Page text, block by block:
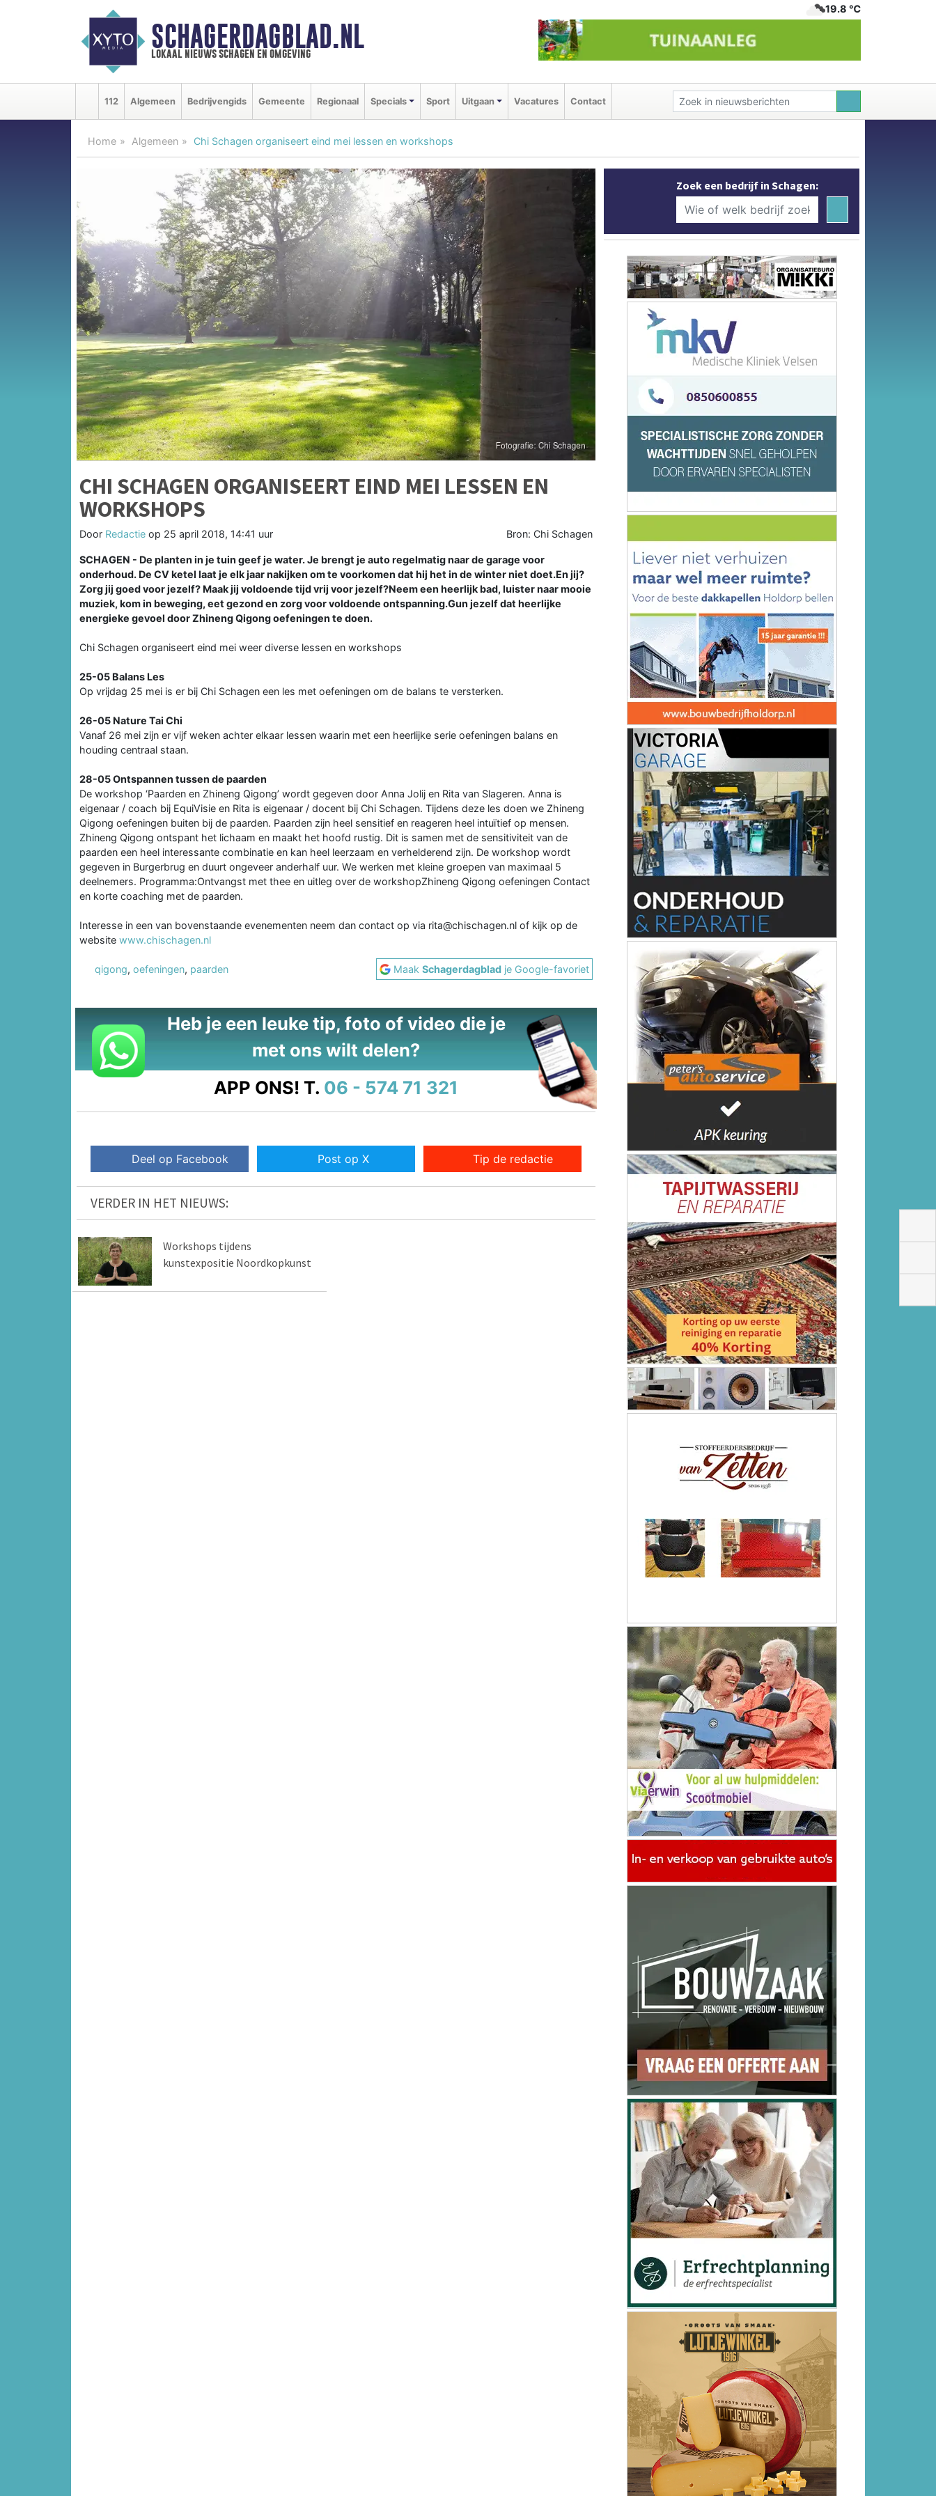
SCHAGERDAGBLAD.NL
lokaal nieuws schagen en omgeving
19.8 ℃
112 Algemeen Bedrijvengids Gemeente Regionaal Specials Sport Uitgaan Vacatures Contact
Home Algemeen Chi Schagen organiseert eind mei lessen en workshops
CHI SCHAGEN ORGANISEERT EIND MEI LESSEN EN
WORKSHOPS
Door Redactie op 25 april 2018, 14:41 uur Bron: Chi Schagen
SCHAGEN - De planten in je tuin geef je water. Je brengt je auto regelmatig naar de garage voor
onderhoud. De CV ketel laat je elk jaar nakijken om te voorkomen dat hij het in de winter niet doet.En jij?
Zorg jij goed voor jezelf? Maak jij voldoende tijd vrij voor jezelf?Neem een heerlijk bad, luister naar mooie
muziek, kom in beweging, eet gezond en zorg voor voldoende ontspanning.Gun jezelf dat heerlijke
energieke gevoel door Zhineng Qigong oefeningen te doen.
Chi Schagen organiseert eind mei weer diverse lessen en workshops
25-05 Balans Les
Op vrijdag 25 mei is er bij Chi Schagen een les met oefeningen om de balans te versterken.
26-05 Nature Tai Chi
Vanaf 26 mei zijn er vijf weken achter elkaar lessen waarin met een heerlijke serie oefeningen balans en
houding centraal staan.
28-05 Ontspannen tussen de paarden
De workshop ‘Paarden en Zhineng Qigong’ wordt gegeven door Anna Jolij en Rita van Slageren. Anna is
eigenaar / coach bij EquiVisie en Rita is eigenaar / docent bij Chi Schagen. Tijdens deze les doen we Zhineng
Qigong oefeningen buiten bij de paarden. Paarden zijn heel sensitief en reageren heel intuïtief op mensen.
Zhineng Qigong ontspant het lichaam en maakt het hoofd rustig. Dit is samen met de sensitiviteit van de
paarden een heel interessante combinatie en kan heel leerzaam en verhelderend zijn. De workshop wordt
gegeven in Burgerbrug en duurt ongeveer anderhalf uur. We werken met kleine groepen van maximaal 5
deelnemers. Programma:Ontvangst met thee en uitleg over de workshopZhineng Qigong oefeningen Contact
en korte coaching met de paarden.
Interesse in een van bovenstaande evenementen neem dan contact op via rita@chischagen.nl of kijk op de
website www.chischagen.nl
qigong, oefeningen, paarden MaakSchagerdagblad je Google-favoriet
Heb je een leuke tip, foto of video die je
met ons wilt delen?
APP ONS! T. 06 - 574 71 321
Deel op Facebook Post op X Tip de redactie
VERDER IN HET NIEUWS:
Workshops tijdens
kunstexpositie Noordkopkunst
Zoek een bedrijf in Schagen: